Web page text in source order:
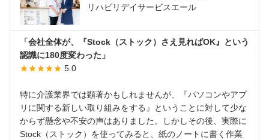
リハビリデイサービスエール
「会社全体が、『Stock（ストック）さえ見ればOK』という
認識に180度変わった」
★★★★★ 5.0
特に介護業界では顕著かもしれませんが、『パソコンやアプ
リに関する新しい取り組みをする』ということに対して少な
からず懸念や不安の声はありました。しかしその後、実際に
Stock（ストック）を使ってみると、紙のノートに書く作業